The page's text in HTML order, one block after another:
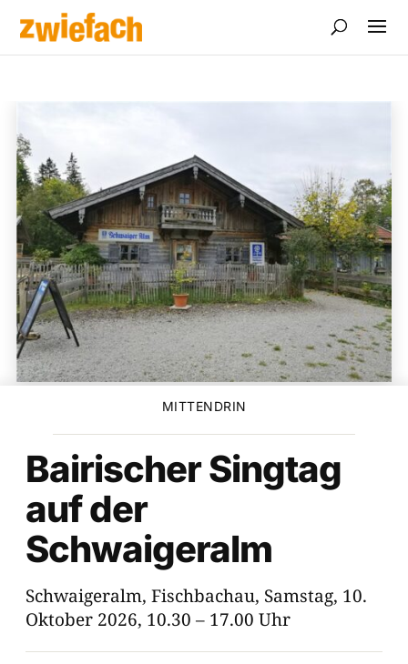
MITTENDRIN
Bairischer Singtag
auf der
Schwaigeralm
Schwaigeralm, ­Fischbachau, Samstag, 10.
Oktober 2026, 10.30 – 17.00 Uhr